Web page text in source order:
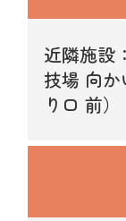
近隣施設
技場 向
り口 前）